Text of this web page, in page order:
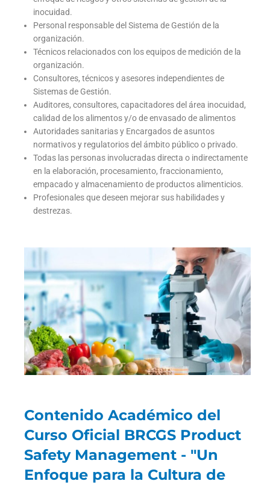
inocuidad.
Personal responsable del Sistema de Gestión de la
organización.
Técnicos relacionados con los equipos de medición de la
organización.
Consultores, técnicos y asesores independientes de
Sistemas de Gestión.
Auditores, consultores, capacitadores del área inocuidad,
calidad de los alimentos y/o de envasado de alimentos
Autoridades sanitarias y Encargados de asuntos
normativos y regulatorios del ámbito público o privado.
Todas las personas involucradas directa o indirectamente
en la elaboración, procesamiento, fraccionamiento,
empacado y almacenamiento de productos alimenticios.
Profesionales que deseen mejorar sus habilidades y
destrezas.
Contenido Académico del
Curso Oficial BRCGS Product
Safety Management - "Un
Enfoque para la Cultura de